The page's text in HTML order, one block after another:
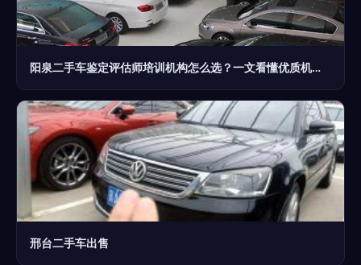
阳泉二手车鉴定评估师培训机构怎么选？一文看懂优质机构标准与避坑指南
邢台二手车出售